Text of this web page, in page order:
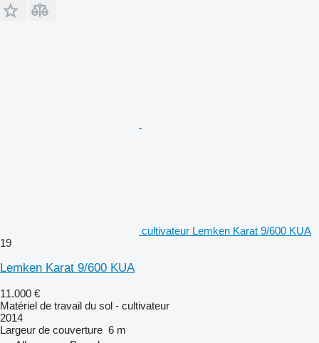
cultivateur Lemken Karat 9/600 KUA
19
Lemken Karat 9/600 KUA
11.000 €
Matériel de travail du sol - cultivateur
2014
Largeur de couverture 6 m